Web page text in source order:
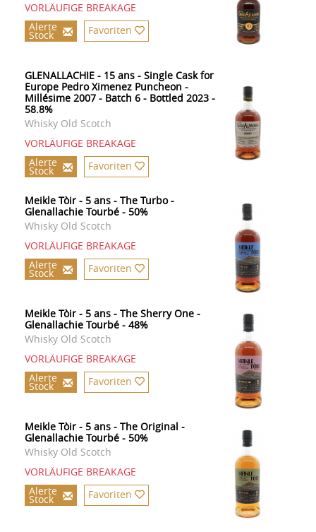
VORLÄUFIGE BREAKAGE
Alerte
Stock Favoriten
GLENALLACHIE - 15 ans - Single Cask for
Europe Pedro Ximenez Puncheon -
Millésime 2007 - Batch 6 - Bottled 2023 -
58.8%
Whisky Old Scotch
VORLÄUFIGE BREAKAGE
Alerte
Stock Favoriten
Meikle Tòir - 5 ans - The Turbo -
Glenallachie Tourbé - 50%
Whisky Old Scotch
VORLÄUFIGE BREAKAGE
Alerte
Stock Favoriten
Meikle Tòir - 5 ans - The Sherry One -
Glenallachie Tourbé - 48%
Whisky Old Scotch
VORLÄUFIGE BREAKAGE
Alerte
Stock Favoriten
Meikle Tòir - 5 ans - The Original -
Glenallachie Tourbé - 50%
Whisky Old Scotch
VORLÄUFIGE BREAKAGE
Alerte
Stock Favoriten